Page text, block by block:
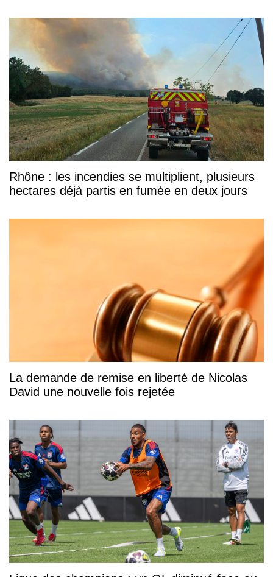
Rhône : les incendies se multiplient, plusieurs
hectares déjà partis en fumée en deux jours
La demande de remise en liberté de Nicolas
David une nouvelle fois rejetée